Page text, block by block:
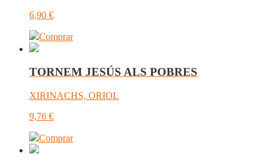
6,90 €
Comprar
TORNEM JESÚS ALS POBRES
XIRINACHS, ORIOL
9,76 €
Comprar